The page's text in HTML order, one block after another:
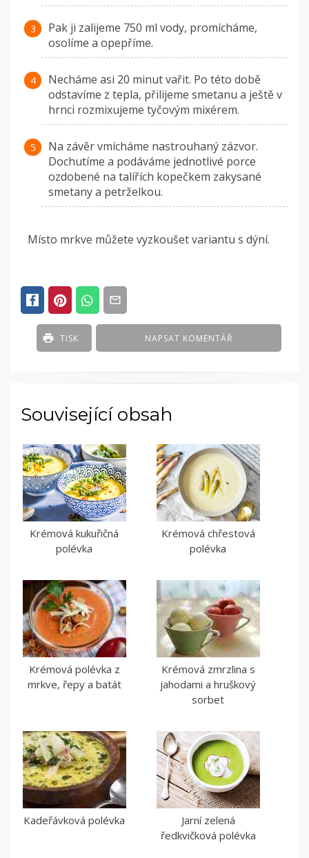
Pak ji zalijeme 750 ml vody, promícháme,
osolíme a opepříme.
Necháme asi 20 minut vařit. Po této době
odstavíme z tepla, přilijeme smetanu a ještě v
hrnci rozmixujeme tyčovým mixérem.
Na závěr vmícháme nastrouhaný zázvor.
Dochutíme a podáváme jednotlivé porce
ozdobené na talířích kopečkem zakysané
smetany a petrželkou.
Místo mrkve můžete vyzkoušet variantu s dýní.
NAPSAT KOMENTÁŘ
TISK
Související obsah
Krémová kukuřičná
polévka
Krémová chřestová
polévka
Krémová polévka z
mrkve, řepy a batát
Krémová zmrzlina s
jahodami a hruškový
sorbet
Kadeřávková polévka
Jarní zelená
ředkvičková polévka